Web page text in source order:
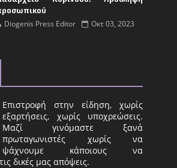
Diogenis Press Editor Οκτ 03, 2023
Επιστροφή στην είδηση, χωρίς
εξαρτήσεις, χωρίς υποχρεώσεις.
Μαζί γινόμαστε ξανά
πρωταγωνιστές χωρίς να
ψάχνουμε κάποιους να
δικές μας απόψεις.